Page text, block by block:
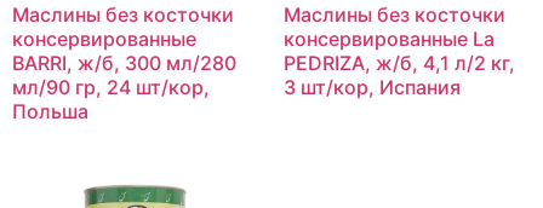
Маслины без косточки
консервированные
BARRI, ж/б, 300 мл/280
мл/90 гр, 24 шт/кор,
Польша
Маслины без косточки
консервированные La
PEDRIZA, ж/б, 4,1 л/2 кг,
3 шт/кор, Испания